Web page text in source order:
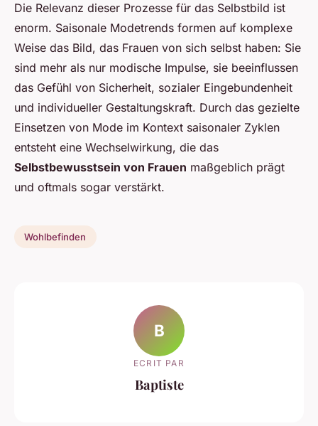
Die Relevanz dieser Prozesse für das Selbstbild ist
enorm. Saisonale Modetrends formen auf komplexe
Weise das Bild, das Frauen von sich selbst haben: Sie
sind mehr als nur modische Impulse, sie beeinflussen
das Gefühl von Sicherheit, sozialer Eingebundenheit
und individueller Gestaltungskraft. Durch das gezielte
Einsetzen von Mode im Kontext saisonaler Zyklen
entsteht eine Wechselwirkung, die das
Selbstbewusstsein von Frauen maßgeblich prägt
und oftmals sogar verstärkt.
Wohlbefinden
B
ECRIT PAR
Baptiste